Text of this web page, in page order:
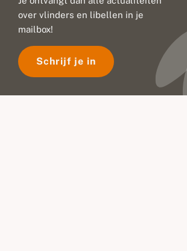
over vlinders en libellen in je
mailbox!
Schrijf je in